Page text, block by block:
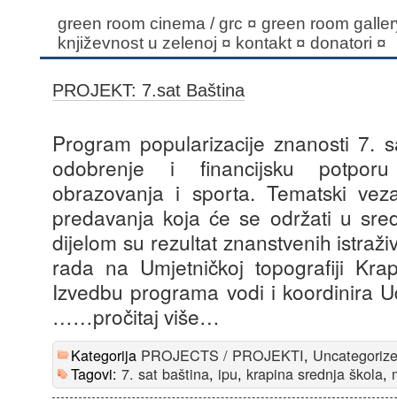
green room cinema / grc ¤ green room
književnost u zelenoj ¤ kontakt ¤ donatori ¤
PROJEKT: 7.sat Baština
Program popularizacije znanosti 7.
odobrenje i financijsku potporu
obrazovanja i sporta. Tematski
predavanja koja će se održati u
dijelom su rezultat znanstvenih
rada na Umjetničkoj topografiji
Izvedbu programa vodi i koordinira
……pročitaj više…
Kategorija PROJECTS / PROJEKTI,
Tagovi: 7. sat baština, ipu, krapina srednja škola,